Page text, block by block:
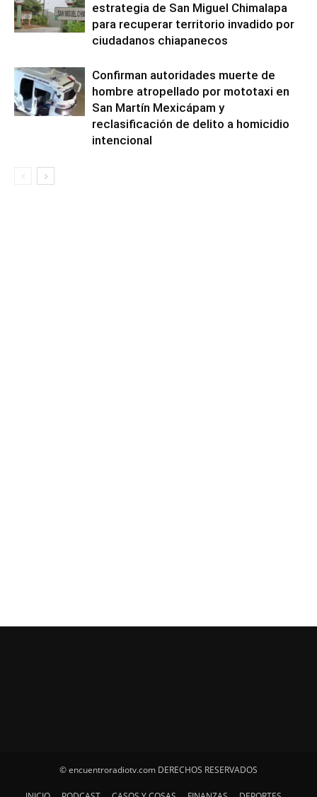
estrategia de San Miguel Chimalapa
para recuperar territorio invadido por
ciudadanos chiapanecos
Confirman autoridades muerte de
hombre atropellado por mototaxi en
San Martín Mexicápam y
reclasificación de delito a homicidio
intencional
© encuentroradiotv.com DERECHOS RESERVADOS